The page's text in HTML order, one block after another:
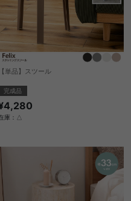
【単品】スツール
完成品
庫：△